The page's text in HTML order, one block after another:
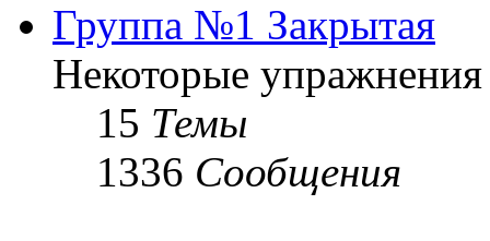
Группа №1 Закрытая
Некоторые упражнения
15 Темы
1336 Сообщения